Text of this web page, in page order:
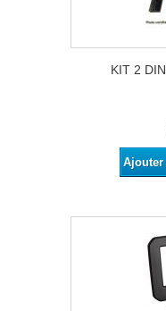
KIT 2
Ajouter